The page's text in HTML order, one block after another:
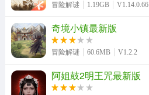
冒险解谜 1.19GB V1.14.0.66
奇境小镇最新版
冒险解谜 60.6MB V1.2.2
阿姐鼓2明王咒最新版